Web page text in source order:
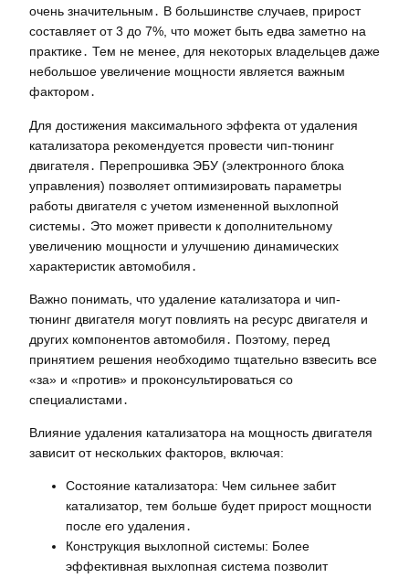
очень значительным․ В большинстве случаев, прирост
составляет от 3 до 7%, что может быть едва заметно на
практике․ Тем не менее, для некоторых владельцев даже
небольшое увеличение мощности является важным
фактором․
Для достижения максимального эффекта от удаления
катализатора рекомендуется провести чип-тюнинг
двигателя․ Перепрошивка ЭБУ (электронного блока
управления) позволяет оптимизировать параметры
работы двигателя с учетом измененной выхлопной
системы․ Это может привести к дополнительному
увеличению мощности и улучшению динамических
характеристик автомобиля․
Важно понимать, что удаление катализатора и чип-
тюнинг двигателя могут повлиять на ресурс двигателя и
других компонентов автомобиля․ Поэтому, перед
принятием решения необходимо тщательно взвесить все
«за» и «против» и проконсультироваться со
специалистами․
Влияние удаления катализатора на мощность двигателя
зависит от нескольких факторов, включая:
Состояние катализатора: Чем сильнее забит
катализатор, тем больше будет прирост мощности
после его удаления․
Конструкция выхлопной системы: Более
эффективная выхлопная система позволит